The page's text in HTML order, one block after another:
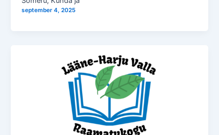
september 4, 2025